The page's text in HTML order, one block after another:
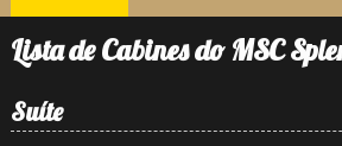
Lista de Cabines do MSC
Suíte